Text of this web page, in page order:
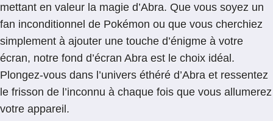
mettant en valeur la magie d’Abra. Que vous soyez un
fan inconditionnel de Pokémon ou que vous cherchiez
simplement à ajouter une touche d’énigme à votre
écran, notre fond d’écran Abra est le choix idéal.
Plongez-vous dans l’univers éthéré d’Abra et ressentez
le frisson de l’inconnu à chaque fois que vous allumerez
votre appareil.